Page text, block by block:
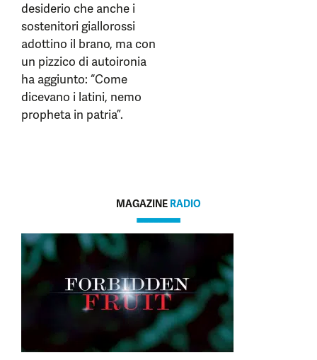
desiderio che anche i
sostenitori giallorossi
adottino il brano, ma con
un pizzico di autoironia
ha aggiunto: “Come
dicevano i latini, nemo
propheta in patria”.
MAGAZINE RADIO